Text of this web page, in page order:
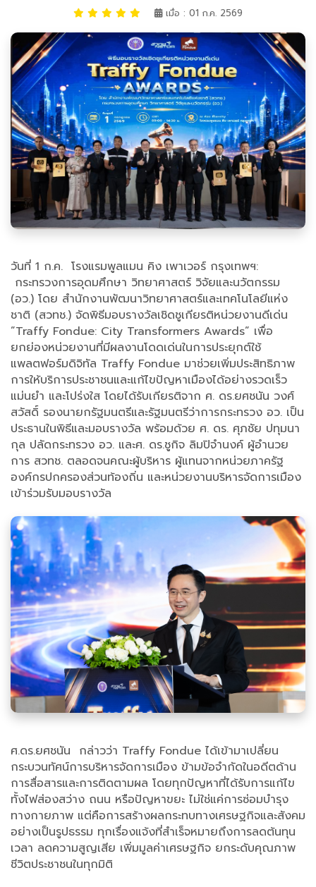
เมื่อ : 01 ก.ค. 2569
วันที่ 1 ก.ค. โรงแรมพูลแมน คิง เพาเวอร์ กรุงเทพฯ:
กระทรวงการอุดมศึกษา วิทยาศาสตร์ วิจัยและนวัตกรรม
(อว.) โดย สำนักงานพัฒนาวิทยาศาสตร์และเทคโนโลยีแห่ง
ชาติ (สวทช.) จัดพิธีมอบรางวัลเชิดชูเกียรติหน่วยงานดีเด่น
”Traffy Fondue: City Transformers Awards” เพื่อ
ยกย่องหน่วยงานที่มีผลงานโดดเด่นในการประยุกต์ใช้
แพลตฟอร์มดิจิทัล Traffy Fondue มาช่วยเพิ่มประสิทธิภาพ
การให้บริการประชาชนและแก้ไขปัญหาเมืองได้อย่างรวดเร็ว
แม่นยำ และโปร่งใส โดยได้รับเกียรติจาก ศ. ดร.ยศชนัน วงศ์
สวัสดิ์ รองนายกรัฐมนตรีและรัฐมนตรีว่าการกระทรวง อว. เป็น
ประธานในพิธีและมอบรางวัล พร้อมด้วย ศ. ดร. ศุภชัย ปทุมนา
กุล ปลัดกระทรวง อว. และศ. ดร.ชูกิจ ลิมปิจำนงค์ ผู้อำนวย
การ สวทช. ตลอดจนคณะผู้บริหาร ผู้แทนจากหน่วยภาครัฐ
องค์กรปกครองส่วนท้องถิ่น และหน่วยงานบริหารจัดการเมือง
เข้าร่วมรับมอบรางวัล
ศ.ดร.ยศชนัน กล่าวว่า Traffy Fondue ได้เข้ามาเปลี่ยน
กระบวนทัศน์การบริหารจัดการเมือง ข้ามข้อจำกัดในอดีตด้าน
การสื่อสารและการติดตามผล โดยทุกปัญหาที่ได้รับการแก้ไข
ทั้งไฟส่องสว่าง ถนน หรือปัญหาขยะ ไม่ใช่แค่การซ่อมบำรุง
ทางกายภาพ แต่คือการสร้างผลกระทบทางเศรษฐกิจและสังคม
อย่างเป็นรูปธรรม ทุกเรื่องแจ้งที่สำเร็จหมายถึงการลดต้นทุน
เวลา ลดความสูญเสีย เพิ่มมูลค่าเศรษฐกิจ ยกระดับคุณภาพ
ชีวิตประชาชนในทุกมิติ